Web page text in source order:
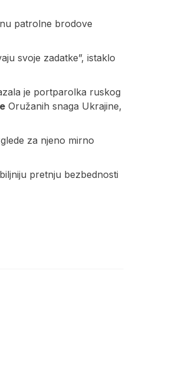
patrolne brodove
svoje zadatke”, istaklo
je portparolka ruskog
Oružanih snaga Ukrajine,
za njeno mirno
pretnju bezbednosti